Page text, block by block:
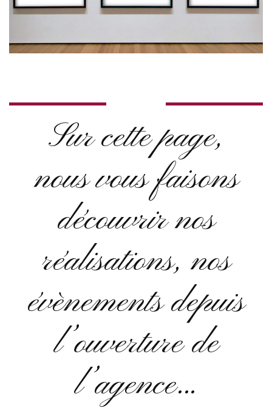
Sur cette page,
nous vous faisons
découvrir nos
réalisations, nos
évènements depuis
l’ouverture de
l’agence…